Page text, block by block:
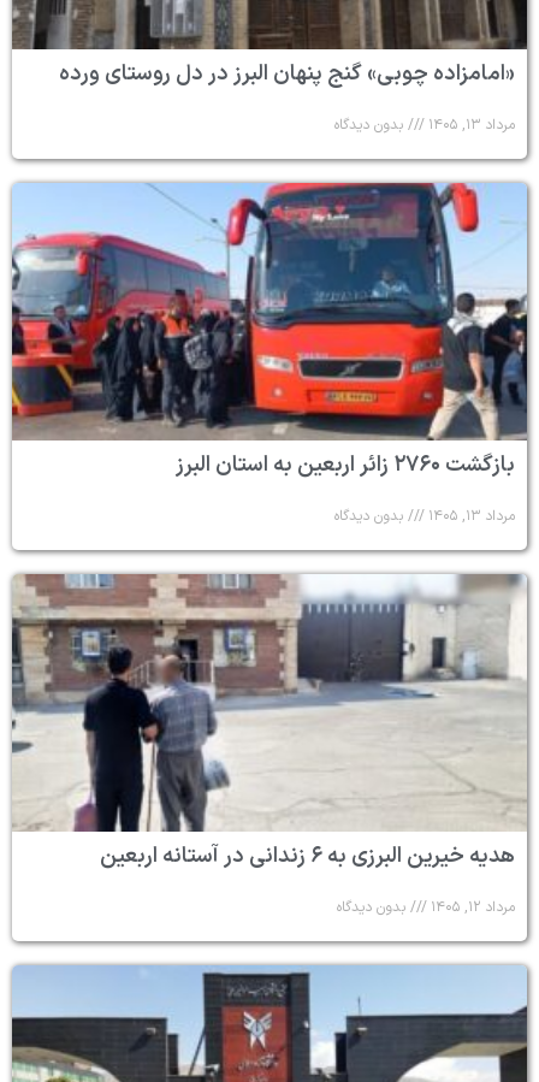
«امامزاده چوبی» گنج پنهان البرز در دل روستای ورده
مرداد ۱۳, ۱۴۰۵ بدون دیدگاه
بازگشت ۲۷۶۰ زائر اربعین به استان البرز
مرداد ۱۳, ۱۴۰۵ بدون دیدگاه
هدیه خیرین البرزی به ۶ زندانی در آستانه اربعین
مرداد ۱۲, ۱۴۰۵ بدون دیدگاه